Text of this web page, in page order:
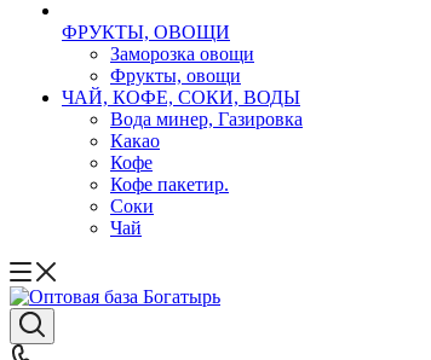
ФРУКТЫ, ОВОЩИ
Заморозка овощи
Фрукты, овощи
ЧАЙ, КОФЕ, СОКИ, ВОДЫ
Вода минер, Газировка
Какао
Кофе
Кофе пакетир.
Соки
Чай